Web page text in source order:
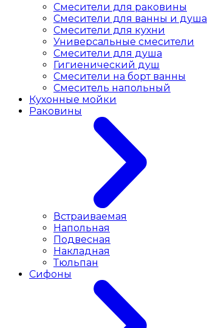
Смесители для раковины
Cмесители для ванны и душа
Смесители для кухни
Универсальные смесители
Смесители для душа
Гигиенический душ
Смесители на борт ванны
Смеситель напольный
Кухонные мойки
Раковины
Встраиваемая
Напольная
Подвесная
Накладная
Тюльпан
Сифоны